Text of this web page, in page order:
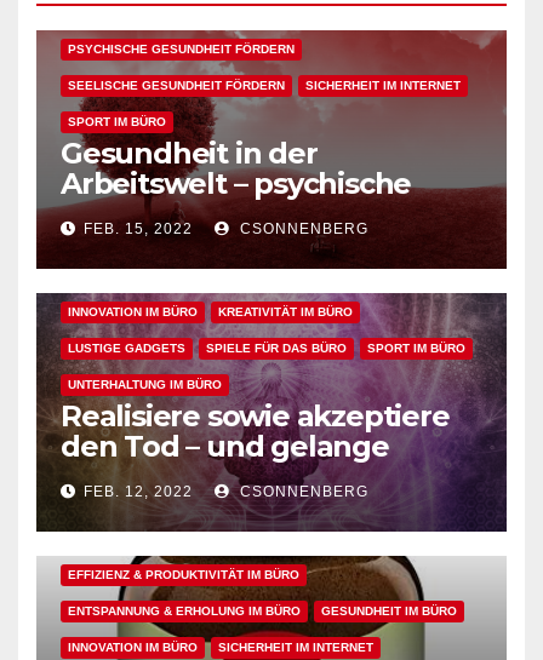
PSYCHISCHE GESUNDHEIT FÖRDERN
SEELISCHE GESUNDHEIT FÖRDERN SICHERHEIT IM INTERNET
SPORT IM BÜRO
Gesundheit in der
Arbeitswelt – psychische
sowie geistige, körperliche
und seelische Gesundheit
bei der Arbeit fördern
FEB. 15, 2022 CSONNENBERG
ALLGEMEIN ARBEITSFLOW BÜRO GADGETS
BÜRO GADGETS FÜR FRAUEN BÜRO GADGETS FÜR MÄNNER
EFFIZIENZ & PRODUKTIVITÄT IM BÜRO
INNOVATION IM BÜRO KREATIVITÄT IM BÜRO
LUSTIGE GADGETS SPIELE FÜR DAS BÜRO SPORT IM BÜRO
UNTERHALTUNG IM BÜRO
Realisiere sowie akzeptiere
den Tod – und gelange
dadurch in den perfekten
Arbeitsflow
FEB. 12, 2022 CSONNENBERG
EFFIZIENZ & PRODUKTIVITÄT IM BÜRO
ENTSPANNUNG & ERHOLUNG IM BÜRO GESUNDHEIT IM BÜRO
INNOVATION IM BÜRO SICHERHEIT IM INTERNET